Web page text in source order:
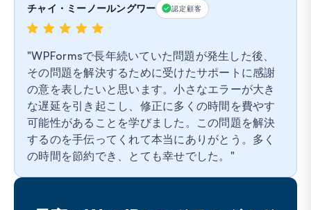
チャイ・ミーノールングワー 認定顧客
WPFormsで長年続いていた問題が発生した後、
その問題を解決するために受けたサポートに感謝
の意を表したいと思います。小さなエラーが大き
な遅延を引き起こし、修正に多くの時間を費やす
可能性があることを学びました。この問題を解決
するのを手伝ってくれて本当にありがとう。多く
の時間を節約でき、とても幸せでした。